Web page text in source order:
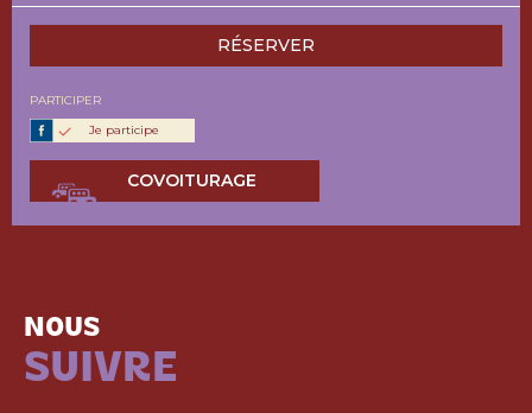
RÉSERVER
PARTICIPER
Je participe
COVOITURAGE
NOUS
SUIVRE